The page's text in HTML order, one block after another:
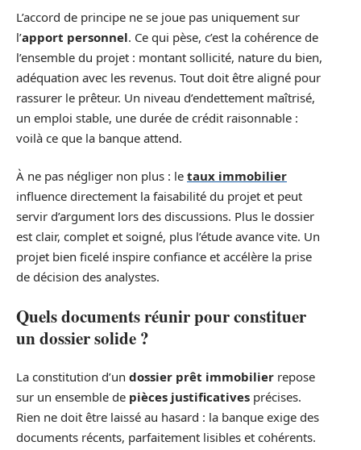
L’accord de principe ne se joue pas uniquement sur
l’apport personnel. Ce qui pèse, c’est la cohérence de
l’ensemble du projet : montant sollicité, nature du bien,
adéquation avec les revenus. Tout doit être aligné pour
rassurer le prêteur. Un niveau d’endettement maîtrisé,
un emploi stable, une durée de crédit raisonnable :
voilà ce que la banque attend.
À ne pas négliger non plus : le taux immobilier
influence directement la faisabilité du projet et peut
servir d’argument lors des discussions. Plus le dossier
est clair, complet et soigné, plus l’étude avance vite. Un
projet bien ficelé inspire confiance et accélère la prise
de décision des analystes.
Quels documents réunir pour constituer
un dossier solide ?
La constitution d’un dossier prêt immobilier repose
sur un ensemble de pièces justificatives précises.
Rien ne doit être laissé au hasard : la banque exige des
documents récents, parfaitement lisibles et cohérents.